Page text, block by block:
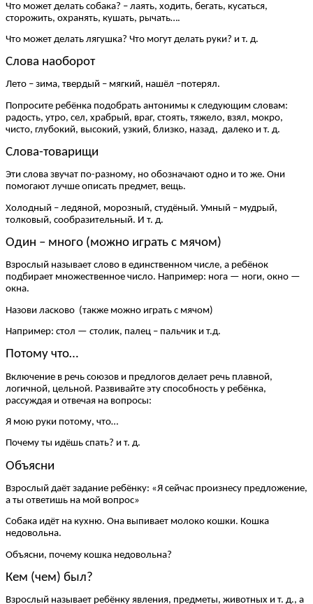
Что может делать собака? – лаять, ходить, бегать, кусаться,
сторожить, охранять, кушать, рычать….
Что может делать лягушка? Что могут делать руки? и т. д.
Слова наоборот
Лето – зима, твердый – мягкий, нашёл –потерял.
Попросите ребёнка подобрать антонимы к следующим словам:
радость, утро, сел, храбрый, враг, стоять, тяжело, взял, мокро,
чисто, глубокий, высокий, узкий, близко, назад, далеко и т. д.
Слова-товарищи
Эти слова звучат по-разному, но обозначают одно и то же. Они
помогают лучше описать предмет, вещь.
Холодный – ледяной, морозный, студёный. Умный – мудрый,
толковый, сообразительный. И т. д.
Один – много (можно играть с мячом)
Взрослый называет слово в единственном числе, а ребёнок
подбирает множественное число. Например: нога — ноги, окно —
окна.
Назови ласково (также можно играть с мячом)
Например: стол — столик, палец – пальчик и т.д.
Потому что…
Включение в речь союзов и предлогов делает речь плавной,
логичной, цельной. Развивайте эту способность у ребёнка,
рассуждая и отвечая на вопросы:
Я мою руки потому, что…
Почему ты идёшь спать? и т. д.
Объясни
Взрослый даёт задание ребёнку: «Я сейчас произнесу предложение,
а ты ответишь на мой вопрос»
Собака идёт на кухню. Она выпивает молоко кошки. Кошка
недовольна.
Объясни, почему кошка недовольна?
Кем (чем) был?
Взрослый называет ребёнку явления, предметы, животных и т. д., а